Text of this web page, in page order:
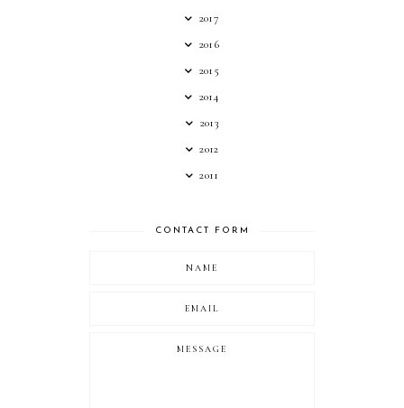
2017
2016
2015
2014
2013
2012
2011
CONTACT FORM